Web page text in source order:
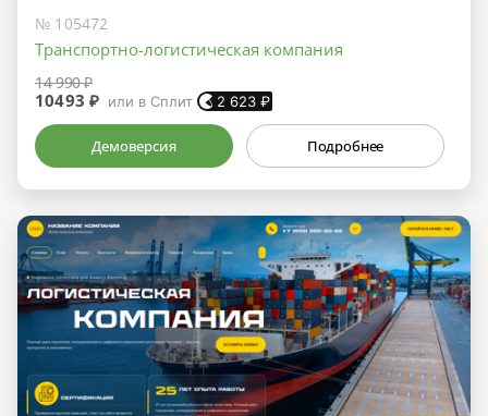
№ 105472
Транспортно-логистическая компания
14 990 ₽
10493 ₽ или в Сплит 2 623 ₽
Демоверсия Подробнее